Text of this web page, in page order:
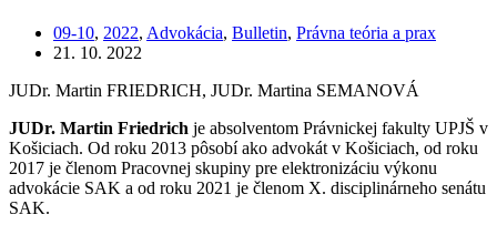
09-10, 2022, Advokácia, Bulletin, Právna teória a prax
21. 10. 2022
JUDr. Martin FRIEDRICH, JUDr. Martina SEMANOVÁ
JUDr. Martin Friedrich je absolventom Právnickej fakulty UPJŠ v
Košiciach. Od roku 2013 pôsobí ako advokát v Košiciach, od roku
2017 je členom Pracovnej skupiny pre elektronizáciu výkonu
advokácie SAK a od roku 2021 je členom X. disciplinárneho senátu
SAK.